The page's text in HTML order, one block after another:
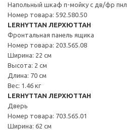
Напольный шкаф п-мойку с дв/фр пнл
Номер товара: 592.580.50
LERHYTTAN ЛЕРХЮТТАН
Фронтальная панель ящика
Номер товара: 203.565.08
Ширина: 22 см
Высота: 2 см
Длина: 70 см
Вес: 1.46 кг
LERHYTTAN ЛЕРХЮТТАН
Дверь
Номер товара: 703.565.01
Ширина: 62 см